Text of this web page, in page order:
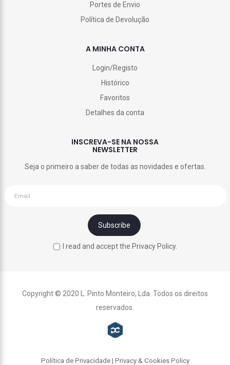
Portes de Envio
Política de Devolução
A MINHA CONTA
Login/Registo
Histórico
Favoritos
Detalhes da conta
INSCREVA-SE NA NOSSA
NEWSLETTER
Seja o primeiro a saber de todas as novidades e ofertas.
I read and accept the Privacy Policy.
Copyright © 2020 L. Pinto Monteiro, Lda. Todos os direitos
reservados.
Política de Privacidade | Privacy & Cookies Policy